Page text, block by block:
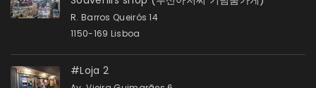
R. Barros Queirós 14
1150-169 Lisboa
#Loja 2